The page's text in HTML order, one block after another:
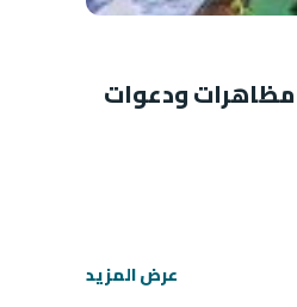
مظاهرات ودعوات
عرض المزيد